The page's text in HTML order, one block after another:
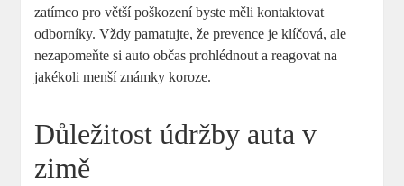
zatímco pro větší poškození byste měli kontaktovat
odborníky. Vždy pamatujte, že prevence je klíčová, ale
nezapomeňte si auto občas prohlédnout a reagovat na
jakékoli menší známky koroze.
Důležitost údržby auta v
zimě